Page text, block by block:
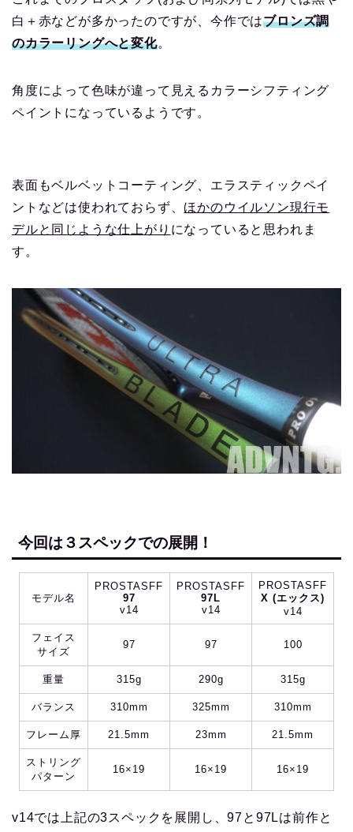
白＋赤などが多かったのですが、今作ではブロンズ調
のカラーリングへと変化。
角度によって色味が違って見えるカラーシフティング
ペイントになっているようです。
表面もベルベットコーティング、エラスティックペイ
ントなどは使われておらず、 ほかのウイルソン現行モ
デルと同じような仕上がり になっていると思われま
す。
今回は３スペックでの展開！
モデル名
PROSTASFF
97
v14
PROSTASFF
97L
v14
PROSTASFF
X (エックス)
v14
フェイス
サイズ
97 97 100
重量 315g 290g 315g
バランス 310mm 325mm 310mm
フレーム厚 21.5mm 23mm 21.5mm
ストリング
パターン
16×19 16×19 16×19
v14では上記の3スペックを展開し、97と97Lは前作と